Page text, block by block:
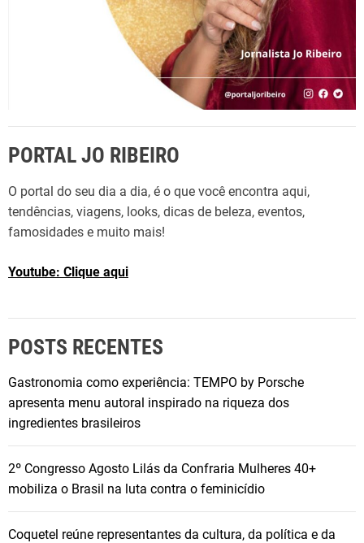
PORTAL JO RIBEIRO
O portal do seu dia a dia, é o que você encontra aqui,
tendências, viagens, looks, dicas de beleza, eventos,
famosidades e muito mais!
Youtube: Clique aqui
POSTS RECENTES
Gastronomia como experiência: TEMPO by Porsche
apresenta menu autoral inspirado na riqueza dos
ingredientes brasileiros
2º Congresso Agosto Lilás da Confraria Mulheres 40+
mobiliza o Brasil na luta contra o feminicídio
Coquetel reúne representantes da cultura, da política e da